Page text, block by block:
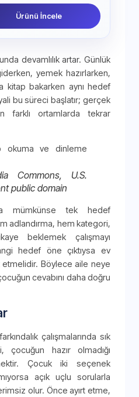
Ürünü İncele
devamlılık artar. Günlük
yemek hazırlarken,
kitap bakarken aynı hedef
bu süreci başlatır; gerçek
farklı ortamlarda tekrar
Commons, U.S.
public domain
mümkünse tek hedef
adlandırma, hem kategori,
beklemek çalışmayı
hedef öne çıktıysa ev
etmelidir. Böylece aile neye
cevabını daha doğru
çalışmalarında sık
çocuğun hazır olmadığı
Çocuk iki seçenek
açık uçlu sorularla
olur. Önce ayırt etme,